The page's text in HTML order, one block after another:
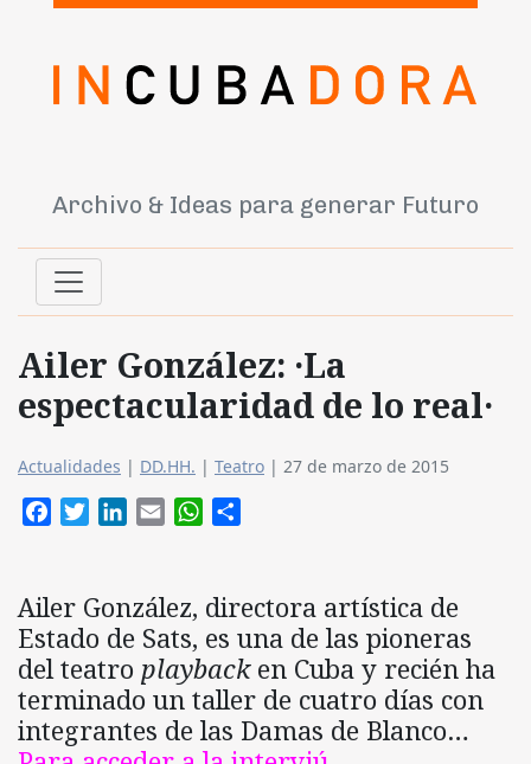
Archivo & Ideas para generar Futuro
Ailer González: ·La
espectacularidad de lo real·
Actualidades | DD.HH. | Teatro | 27 de marzo de 2015
FacebookTwitterLinkedIn
Email WhatsApp
Ailer González, directora artística de
Estado de Sats, es una de las pioneras
del teatro playbacken Cuba y recién ha
terminado un taller de cuatro días con
integrantes de las Damas de Blanco…